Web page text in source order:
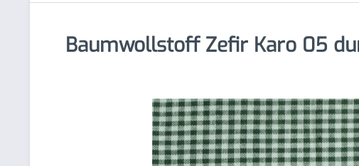
Baumwollstoff Zefir Karo 05